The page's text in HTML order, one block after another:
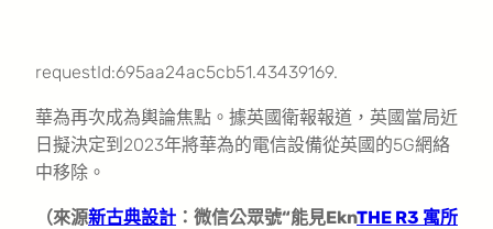
requestId:695aa24ac5cb51.43439169.
華為再次成為輿論焦點。據英國衛報報道，英國當局近
日擬決定到2023年將華為的電信設備從英國的5G網絡
中移除。
（來源新古典設計 ：微信公眾號“能見EknTHE R3 寓所